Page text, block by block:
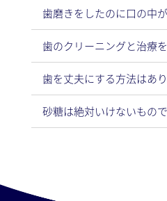
歯を丈夫にする方法はあ
砂糖は絶対いけないもの